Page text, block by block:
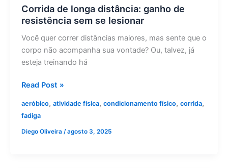
Corrida de longa distância: ganho de
resistência sem se lesionar
Você quer correr distâncias maiores, mas sente que o
corpo não acompanha sua vontade? Ou, talvez, já
esteja treinando há
Read Post »
aeróbico, atividade física, condicionamento físico, corrida,
fadiga
Diego Oliveira /agosto 3, 2025